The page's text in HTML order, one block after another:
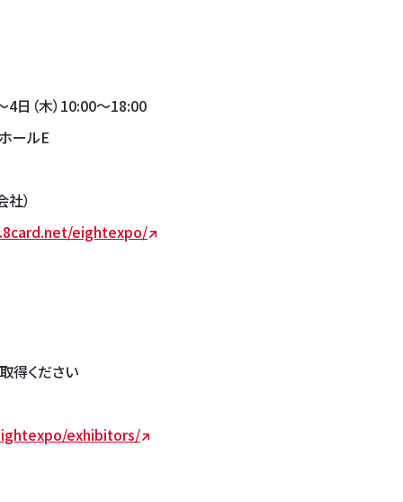
（木）10:00～18:00
ールE
）
eightexpo/
得ください
exhibitors/